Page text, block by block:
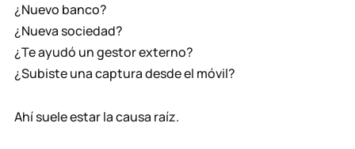
¿Nuevo banco?
¿Nueva sociedad?
¿Te ayudó un gestor externo?
¿Subiste una captura desde el móvil?
Ahí suele estar la causa raíz.